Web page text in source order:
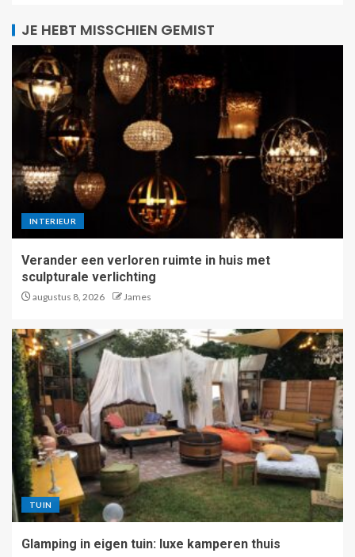
JE HEBT MISSCHIEN GEMIST
INTERIEUR
Verander een verloren ruimte in huis met
sculpturale verlichting
augustus 8, 2026 James
TUIN
Glamping in eigen tuin: luxe kamperen thuis